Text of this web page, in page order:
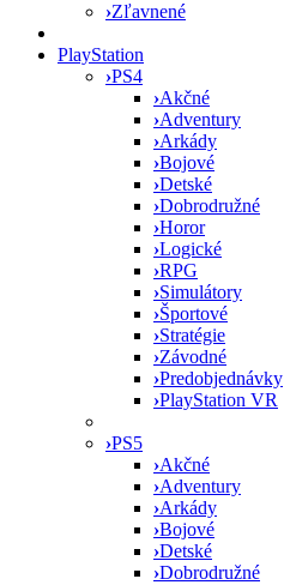
›Zľavnené
PlayStation
›PS4
›Akčné
›Adventury
›Arkády
›Bojové
›Detské
›Dobrodružné
›Horor
›Logické
›RPG
›Simulátory
›Športové
›Stratégie
›Závodné
›Predobjednávky
›PlayStation VR
›PS5
›Akčné
›Adventury
›Arkády
›Bojové
›Detské
›Dobrodružné